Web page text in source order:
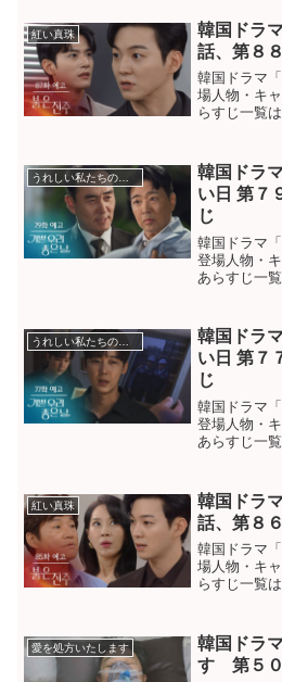
真珠」第８
年前のテミ
ではなく私
紅い真珠
韓国ドラ
話、第８
韓国ドラマ
場人物・キ
らすじ一覧
真珠」第８
故への再調
えるチンジ
うれしい私たちの良い日
韓国ドラ
い日 第７
じ
韓国ドラマ
登場人物・
あらすじ一
しい私たち
ウンエが探
父が死亡し
うれしい私たちの良い日
韓国ドラ
い日 第７
じ
韓国ドラマ
登場人物・
あらすじ一
しい私たち
ギョル実父
ンジュンは
紅い真珠
韓国ドラ
話、第８
韓国ドラマ
場人物・キ
らすじ一覧
ログはこち
真珠」第８
ュだったと
だと言って
愛を処方いたします
韓国ドラ
す 第５０